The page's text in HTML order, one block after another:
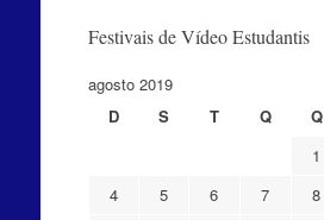
Festivais de Vídeo Estudantis
agosto 2019
D
S T Q Q
1
4
5 6 7 8